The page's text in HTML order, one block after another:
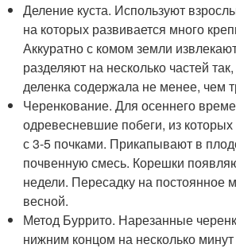
Деление куста. Используют
на которых развивается много
Аккуратно с комом земли
разделяют на несколько частей
деленка содержала не менее, чем
Черенкование. Для осеннего
одревесневшие побеги, из
с 3-5 почками. Прикапывают в
почвенную смесь. Корешки
недели. Пересадку на постоянное
весной.
Метод Буррито. Нарезанные
нижним концом на несколько